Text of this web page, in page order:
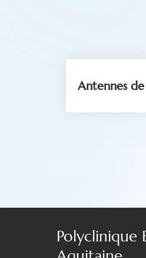
Antennes
Polyclinique